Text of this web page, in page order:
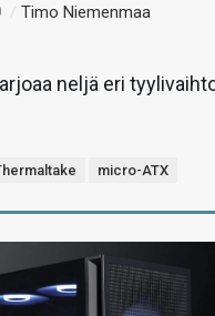
/Timo Niemenmaa
neljä eri
micro-ATX